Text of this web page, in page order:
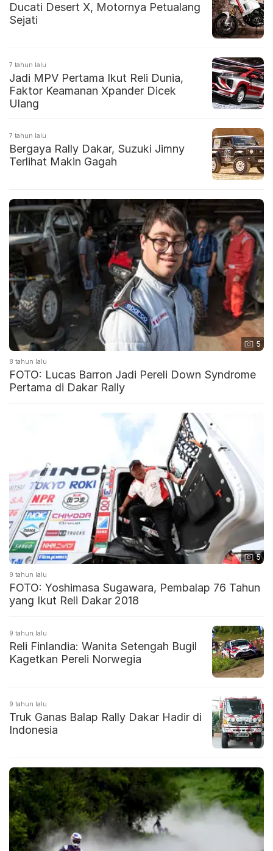
Ducati Desert X, Motornya Petualang
Sejati
7 tahun lalu
Jadi MPV Pertama Ikut Reli Dunia,
Faktor Keamanan Xpander Dicek
Ulang
7 tahun lalu
Bergaya Rally Dakar, Suzuki Jimny
Terlihat Makin Gagah
5
8 tahun lalu
FOTO: Lucas Barron Jadi Pereli Down Syndrome
Pertama di Dakar Rally
5
9 tahun lalu
FOTO: Yoshimasa Sugawara, Pembalap 76 Tahun
yang Ikut Reli Dakar 2018
9 tahun lalu
Reli Finlandia: Wanita Setengah Bugil
Kagetkan Pereli Norwegia
9 tahun lalu
Truk Ganas Balap Rally Dakar Hadir di
Indonesia